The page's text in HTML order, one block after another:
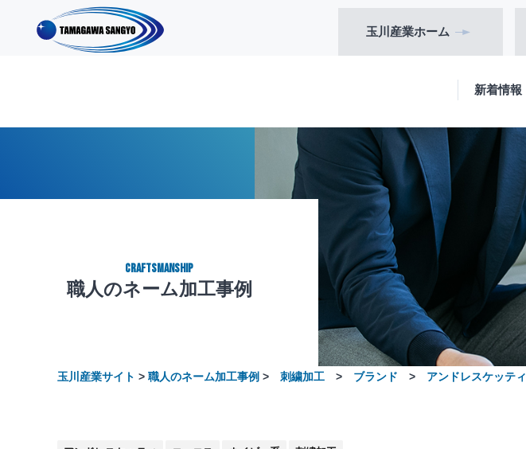
玉川産業ホーム
新着情報
職人のネーム加工事例
CRAFTSMANSHIP
玉川産業サイト > 職人のネーム加工事例 > 刺繍加工 > ブランド > アンドレスケッティ